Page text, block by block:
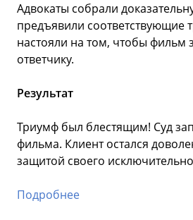
Адвокаты собрали
предъявили соответствующие
настояли на том, чтобы фильм
ответчику.
Результат
Триумф был блестящим! Суд
фильма. Клиент остался
защитой своего
Подробнее